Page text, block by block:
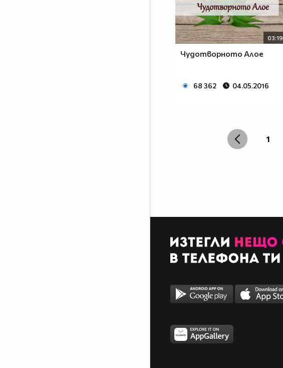
03:19
Чудотворното Алое
68 362 04.05.2016
1